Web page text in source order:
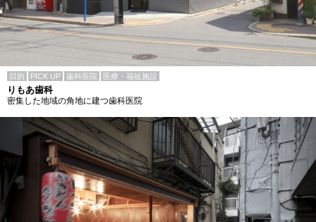
目的 PICK UP 歯科医院 医療・福祉施設
りもあ歯科
密集した地域の角地に建つ歯科医院